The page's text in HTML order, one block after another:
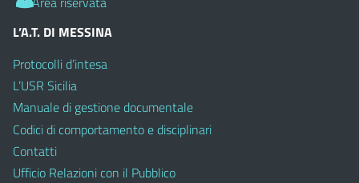
L’A.T. DI MESSINA
Protocolli d’intesa
L’USR Sicilia
Manuale di gestione documentale
Codici di comportamento e disciplinari
Contatti
Ufficio Relazioni con il Pubblico